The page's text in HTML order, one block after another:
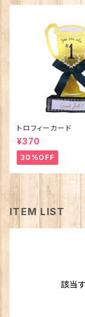
トロフィーカード
¥370
30%OFF
ITEM LIST
該当